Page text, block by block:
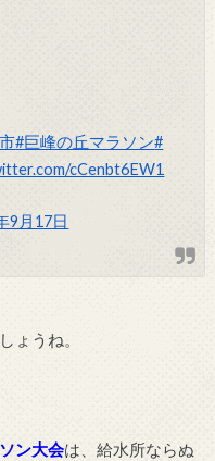
#巨峰の丘マラソン#
cCenbt6EW1
9月17日
ょうね。
ン大会は、給水所ならぬ